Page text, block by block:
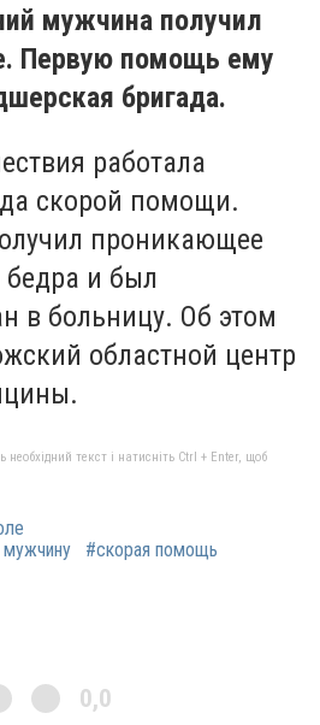
мужчина получил
Первую помощь ему
бригада.
работала
скорой помощи.
проникающее
бедра и был
в больницу. Об этом
областной центр
текст і натисніть Ctrl + Enter, щоб
#скорая помощь
0,0